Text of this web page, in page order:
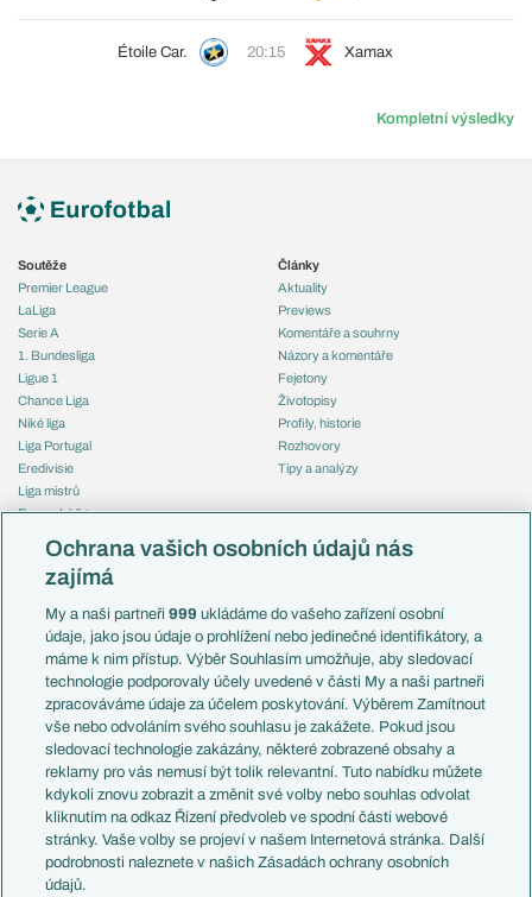
Étoile Car. 20:15 Xamax
Kompletní výsledky
Soutěže
Premier League
LaLiga
Serie A
1. Bundesliga
Ligue 1
Chance Liga
Niké liga
Liga Portugal
Eredivisie
Liga mistrů
Evropská liga
Mistrovství světa
Liga národů
Témata
Představení týmů MS
EuroSkauting
PL v kostce
Evropské koeficienty
Přestupy
Přestupové spekulace
Zranění
Kluby
Arsenal FC
Chelsea FC
Články
Aktuality
Previews
Komentáře a souhrny
Názory a komentáře
Fejetony
Životopisy
Profily, historie
Rozhovory
Tipy a analýzy
Česko
Francie
Itálie
Německo
Španělsko
Argentina
Brazílie
Přestupy
Zápasy
Livescore
Tipovací soutěž
Ochrana vašich osobních údajů nás
zajímá
My a naši partneři999 ukládáme do vašeho zařízení osobní
údaje, jako jsou údaje o prohlížení nebo jedinečné identifikátory, a
máme k nim přístup. Výběr Souhlasím umožňuje, aby sledovací
technologie podporovaly účely uvedené v části My a naši partneři
zpracováváme údaje za účelem poskytování. Výběrem Zamítnout
vše nebo odvoláním svého souhlasu je zakážete. Pokud jsou
sledovací technologie zakázány, některé zobrazené obsahy a
reklamy pro vás nemusí být tolik relevantní. Tuto nabídku můžete
kdykoli znovu zobrazit a změnit své volby nebo souhlas odvolat
kliknutím na odkaz Řízení předvoleb ve spodní části webové
stránky. Vaše volby se projeví v našem Internetová stránka. Další
podrobnosti naleznete v našich Zásadách ochrany osobních
údajů.